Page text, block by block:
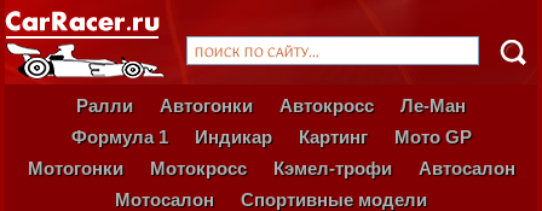
Ралли Автогонки Автокросс
Ле-Ман
Формула 1
Индикар Картинг
Мото GP
Мотогонки
Мотокросс Кэмел-трофи
Автосалон
Мотосалон
Спортивные модели